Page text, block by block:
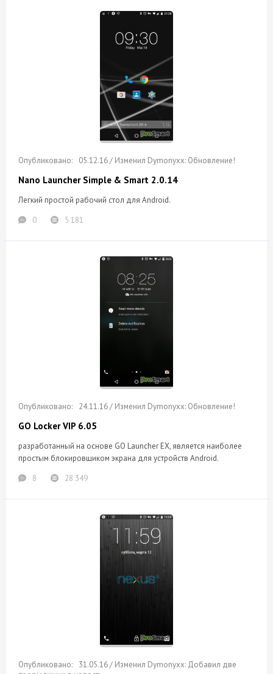
05.12.16 / Изменил Dymonyxx: Обновление!
Nano Launcher Simple & Smart 2.0.14
Легкий простой рабочий стол для Android.
0
5 181
24.11.16 / Изменил Dymonyxx: Обновление!
GO Locker VIP 6.05
разработанный на основе GO Launcher EX, является наиболее
простым блокировщиком экрана для устройств Android.
8
28 349
31.05.16 / Изменил Dymonyxx: Добавил две